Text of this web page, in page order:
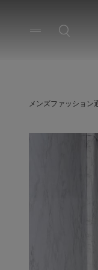
メンズファッション